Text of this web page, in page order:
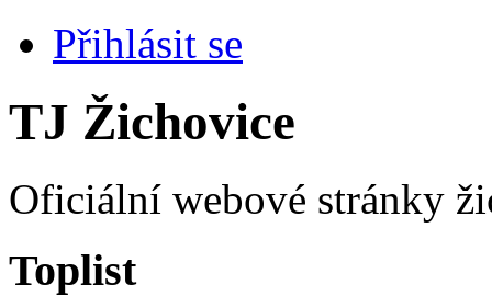
Přihlásit se
TJ Žichovice
Oficiální webové stránky
Toplist